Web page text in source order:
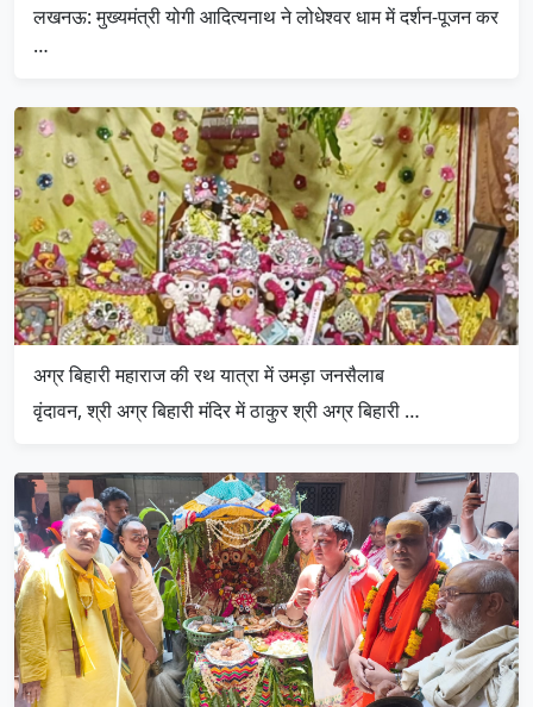
लखनऊ: मुख्यमंत्री योगी आदित्यनाथ ने लोधेश्वर धाम में दर्शन-पूजन कर
…
अग्र बिहारी महाराज की रथ यात्रा में उमड़ा जनसैलाब
वृंदावन, श्री अग्र बिहारी मंदिर में ठाकुर श्री अग्र बिहारी …